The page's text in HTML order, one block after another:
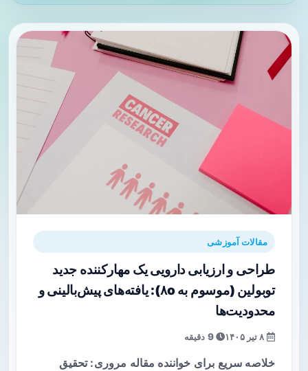
مقالات آموزشی
طراحی و ارزیابی دارویی یک مهارکننده جدید
توبولین (موسوم به ۸o): یافته‌های پیش‌بالینی و
محدودیت‌ها
9 دقیقه
خلاصه سریع برای خواننده مقاله مروری: تحقیق